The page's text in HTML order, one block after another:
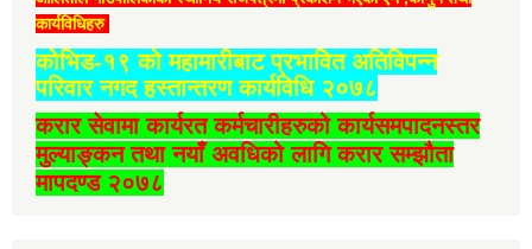
कार्यविधिहरु
कोभिड-१९ को महामारीबाट प्रभावित अतिविपन्न
परिवार नगद हस्तान्तरण कार्यविधि २०७८
करार सेवामा कार्यरत कर्मचारीहरुको कार्यसमपादनस्तर
मुल्याङ्कन तथा नयाँ अवधिको लागि करार सम्झौता
मापदण्ड २०७८